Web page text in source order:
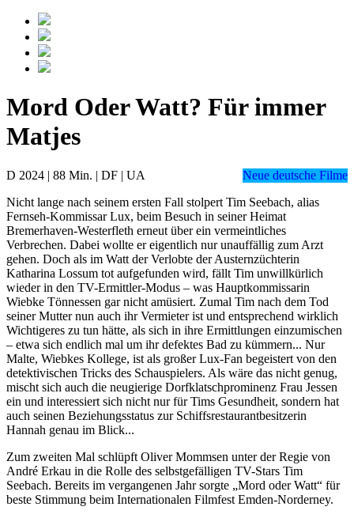
Mord Oder Watt? Für immer
Matjes
D 2024 | 88 Min. | DF | UA
Neue deutsche Filme
Nicht lange nach seinem ersten Fall stolpert Tim Seebach, alias
Fernseh-Kommissar Lux, beim Besuch in seiner Heimat
Bremerhaven-Westerfleth erneut über ein vermeintliches
Verbrechen. Dabei wollte er eigentlich nur unauffällig zum Arzt
gehen. Doch als im Watt der Verlobte der Austernzüchterin
Katharina Lossum tot aufgefunden wird, fällt Tim unwillkürlich
wieder in den TV-Ermittler-Modus – was Hauptkommissarin
Wiebke Tönnessen gar nicht amüsiert. Zumal Tim nach dem Tod
seiner Mutter nun auch ihr Vermieter ist und entsprechend wirklich
Wichtigeres zu tun hätte, als sich in ihre Ermittlungen einzumischen
– etwa sich endlich mal um ihr defektes Bad zu kümmern... Nur
Malte, Wiebkes Kollege, ist als großer Lux-Fan begeistert von den
detektivischen Tricks des Schauspielers. Als wäre das nicht genug,
mischt sich auch die neugierige Dorfklatschprominenz Frau Jessen
ein und interessiert sich nicht nur für Tims Gesundheit, sondern hat
auch seinen Beziehungsstatus zur Schiffsrestaurantbesitzerin
Hannah genau im Blick...
Zum zweiten Mal schlüpft Oliver Mommsen unter der Regie von
André Erkau in die Rolle des selbstgefälligen TV-Stars Tim
Seebach. Bereits im vergangenen Jahr sorgte „Mord oder Watt“ für
beste Stimmung beim Internationalen Filmfest Emden-Norderney.